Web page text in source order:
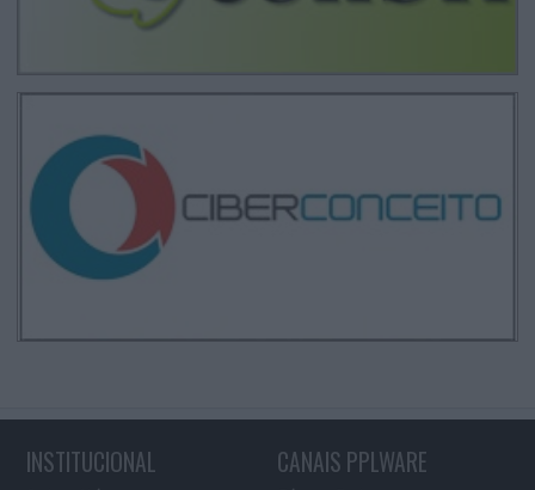
INSTITUCIONAL CANAIS PPLWARE